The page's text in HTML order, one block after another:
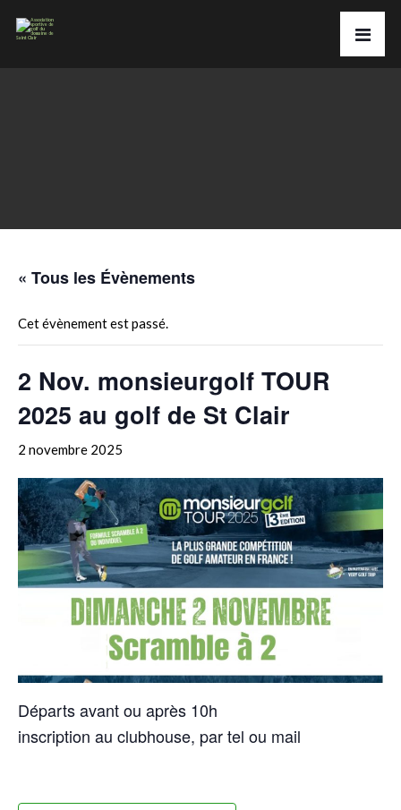
« Tous les Évènements
Cet évènement est passé.
2 Nov. monsieurgolf TOUR
2025 au golf de St Clair
2 novembre 2025
Départs avant ou après 10h
inscription au clubhouse, par tel ou mail